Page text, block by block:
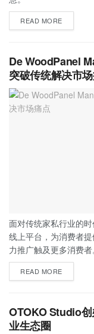
READ MORE
De WoodPanel
突破传统解决市
面对传统家私行业的
线上平台，为消费者
力推广触及更多消费者。
READ MORE
OTOKO Studio
业生态圈